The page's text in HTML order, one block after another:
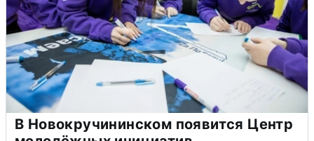
В Новокручининском появится Центр